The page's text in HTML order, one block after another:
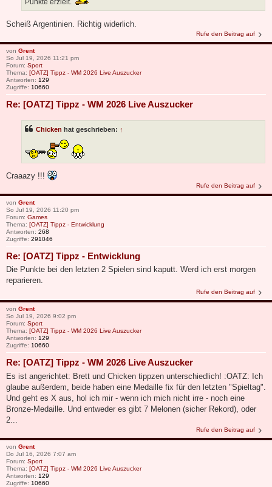
Punkte erzielt.
Scheiß Argentinien. Richtig widerlich.
Rufe den Beitrag auf
von Grent
So Jul 19, 2026 11:21 pm
Forum: Sport
Thema: [OATZ] Tippz - WM 2026 Live Auszucker
Antworten: 129
Zugriffe: 10660
Re: [OATZ] Tippz - WM 2026 Live Auszucker
Chicken hat geschrieben: ↑
Craaazy !!!
Rufe den Beitrag auf
von Grent
So Jul 19, 2026 11:20 pm
Forum: Games
Thema: [OATZ] Tippz - Entwicklung
Antworten: 268
Zugriffe: 291046
Re: [OATZ] Tippz - Entwicklung
Die Punkte bei den letzten 2 Spielen sind kaputt. Werd ich erst morgen
reparieren.
Rufe den Beitrag auf
von Grent
So Jul 19, 2026 9:02 pm
Forum: Sport
Thema: [OATZ] Tippz - WM 2026 Live Auszucker
Antworten: 129
Zugriffe: 10660
Re: [OATZ] Tippz - WM 2026 Live Auszucker
Es ist angerichtet: Brett und Chicken tippzen unterschiedlich! :OATZ: Ich
glaube außerdem, beide haben eine Medaille fix für den letzten "Spieltag".
Und geht es X aus, hol ich mir - wenn ich mich nicht irre - noch eine
Bronze-Medaille. Und entweder es gibt 7 Melonen (sicher Rekord), oder
2...
Rufe den Beitrag auf
von Grent
Do Jul 16, 2026 7:07 am
Forum: Sport
Thema: [OATZ] Tippz - WM 2026 Live Auszucker
Antworten: 129
Zugriffe: 10660